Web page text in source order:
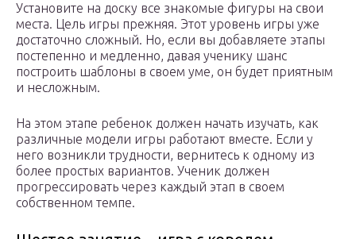
Установите на доску все знакомые фигуры на свои
места. Цель игры прежняя. Этот уровень игры уже
достаточно сложный. Но, если вы добавляете этапы
постепенно и медленно, давая ученику шанс
построить шаблоны в своем уме, он будет приятным
и несложным.
На этом этапе ребенок должен начать изучать, как
различные модели игры работают вместе. Если у
него возникли трудности, вернитесь к одному из
более простых вариантов. Ученик должен
прогрессировать через каждый этап в своем
собственном темпе.